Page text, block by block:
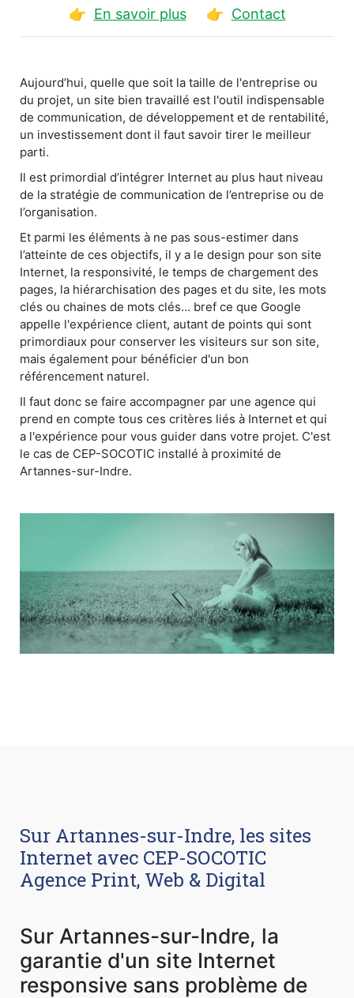
👉 En savoir plus 👉 Contact
Aujourd’hui, quelle que soit la taille de l'entreprise ou
du projet, un site bien travaillé est l'outil indispensable
de communication, de développement et de rentabilité,
un investissement dont il faut savoir tirer le meilleur
parti.
Il est primordial d’intégrer Internet au plus haut niveau
de la stratégie de communication de l’entreprise ou de
l’organisation.
Et parmi les éléments à ne pas sous-estimer dans
l’atteinte de ces objectifs, il y a le design pour son site
Internet, la responsivité, le temps de chargement des
pages, la hiérarchisation des pages et du site, les mots
clés ou chaines de mots clés... bref ce que Google
appelle l'expérience client, autant de points qui sont
primordiaux pour conserver les visiteurs sur son site,
mais également pour bénéficier d'un bon
référencement naturel.
Il faut donc se faire accompagner par une agence qui
prend en compte tous ces critères liés à Internet et qui
a l'expérience pour vous guider dans votre projet. C'est
le cas de CEP-SOCOTIC installé à proximité de
Artannes-sur-Indre.
Sur Artannes-sur-Indre, les sites
Internet avec CEP-SOCOTIC
Agence Print, Web & Digital
Sur Artannes-sur-Indre, la
garantie d'un site Internet
responsive sans problème de